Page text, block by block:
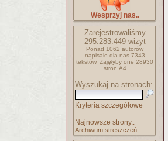
Wesprzyj nas..
Zarejestrowaliśmy
295.283.449wizyt
Ponad 1062 autorów
napisało dla nas 7343
tekstów. Zajęłyby one 28930
stron A4
Wyszukaj na stronach:
Kryteria szczegółowe
Najnowsze strony..
Archiwum streszczeń..